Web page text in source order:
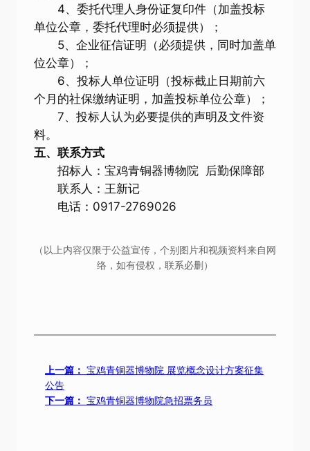
4、委托代理人身份证复印件（加盖投标
单位公章，委托代理时必须提供）；
5、企业征信证明（必须提供，同时加盖单
位公章）；
6、投标人单位证明（投标截止日期前六
个月的社保缴纳证明，加盖投标单位公章）；
7、投标人认为必要提供的声明及文件资
料。
五、联系方式
招标人：宝鸡青铜器博物院 后勤保障部
联系人：王新记
电话：0917-2769026
（以上内容仅限于公益宣传，个别图片和视频资料来自网
络，如有侵权，联系必删）
上一篇： 宝鸡青铜器博物院 展览概念设计方案征集
公告
下一篇： 宝鸡青铜器博物院急招票务员